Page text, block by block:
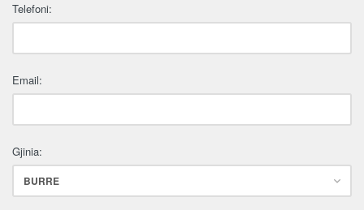
Telefoni:
Email:
Gjinia: